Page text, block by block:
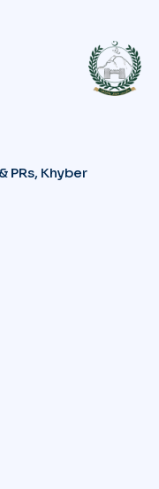
PRs, Khyber